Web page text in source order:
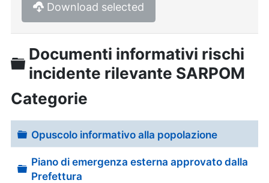
Download selected
Cartella
Documenti informativi rischi
incidente rilevante SARPOM
Categorie
Cartella
Opuscolo informativo alla popolazione
Cartella
Piano di emergenza esterna approvato dalla
Prefettura